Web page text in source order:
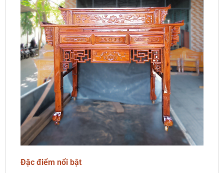
Đặc điểm nổi bật